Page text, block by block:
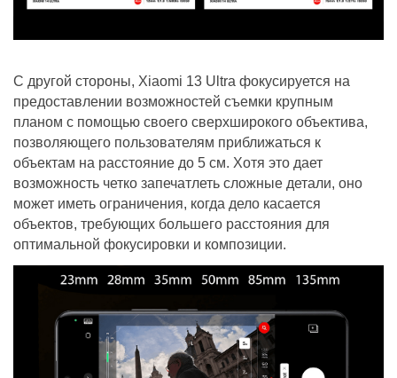
С другой стороны, Xiaomi 13 Ultra фокусируется на
предоставлении возможностей съемки крупным
планом с помощью своего сверхширокого объектива,
позволяющего пользователям приближаться к
объектам на расстояние до 5 см. Хотя это дает
возможность четко запечатлеть сложные детали, оно
может иметь ограничения, когда дело касается
объектов, требующих большего расстояния для
оптимальной фокусировки и композиции.